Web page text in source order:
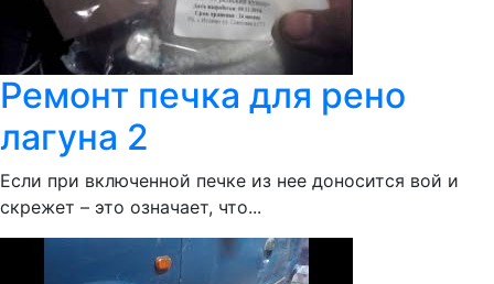
Ремонт печка для рено
лагуна 2
Если при включенной печке из нее доносится вой и
скрежет – это означает, что...